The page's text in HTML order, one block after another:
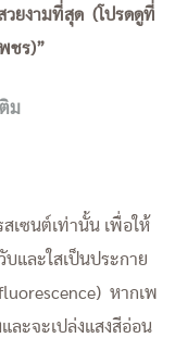
วยงามที่สุด (โปรดดูที่
ชร)”
ม
เซนต์เท่านั้น เพื่อให้
บและใสเป็นประกาย
หากเพ
ละจะเปล่งแสงสีอ่อน